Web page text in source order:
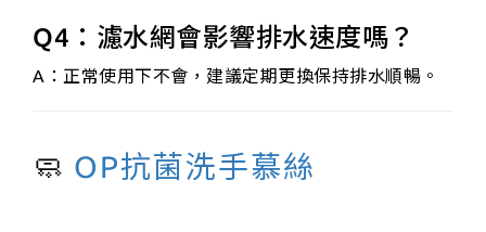
Q4： 濾水網會影響排水速度嗎？
A：正常使用下不會，建議定期更換保持排水順暢。
🧼 OP抗菌洗手慕絲